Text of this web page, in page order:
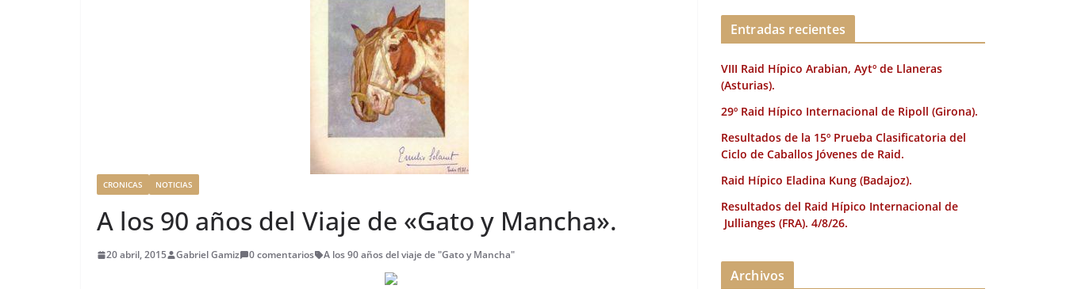
CRONICAS NOTICIAS
A los 90 años del Viaje de «Gato y Mancha».
20 abril, 2015 Gabriel Gamiz 0 comentarios A los 90 años del viaje de "Gato y Mancha"
Entradas recientes
VIII Raid Hípico Arabian, Aytº de Llaneras
(Asturias).
29º Raid Hípico Internacional de Ripoll (Girona).
Resultados de la 15º Prueba Clasificatoria del
Ciclo de Caballos Jóvenes de Raid.
Raid Hípico Eladina Kung (Badajoz).
Resultados del Raid Hípico Internacional de
Jullianges (FRA). 4/8/26.
Archivos